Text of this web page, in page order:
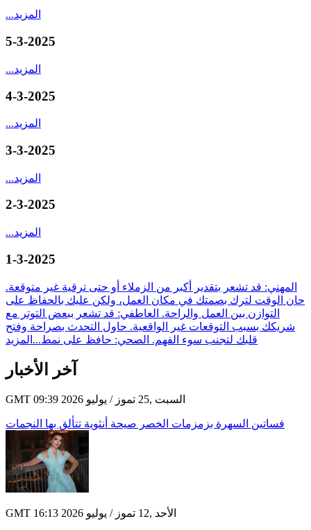
...المزيد
5-3-2025
...المزيد
4-3-2025
...المزيد
3-3-2025
...المزيد
2-3-2025
...المزيد
1-3-2025
المهني: قد تشعر بتقدير أكبر من الزملاء أو حتى ترقية غير متوقعة.
حان الوقت لترك بصمتك في مكان العمل، ولكن عليك بالحفاظ على
التوازن بين العمل والراحة. العاطفي: قد تشعر ببعض التوتر مع
شريكك بسبب التوقعات غير الواقعية. حاول التحدث بصراحة وفتح
قلبك لتجنب سوء الفهم. الصحي: حافظ على نمط... المزيد
آخر الأخبار
GMT 09:39 2026 السبت ,25 تموز / يوليو
فساتين السهرة بزمزمات الخصر صيحة أنثوية تتألق بها النجمات
GMT 16:13 2026 الأحد ,12 تموز / يوليو